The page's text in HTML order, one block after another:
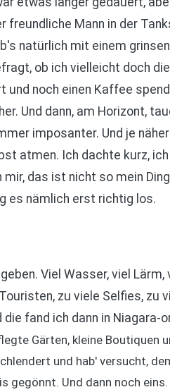
freundliche Mann in der
natürlich mit einem
ob ich vielleicht doch
und noch einen Kaffee
Und dann, am Horizont,
imposanter. Und je
atmen. Ich dachte kurz,
das ist nicht so mein
es nämlich erst richtig los.
Viel Wasser, viel Lärm,
zu viele Selfies, zu
fand ich dann in Niagara-
Gärten, kleine Boutiquen
und hab' versucht,
gegönnt. Und dann noch eins.